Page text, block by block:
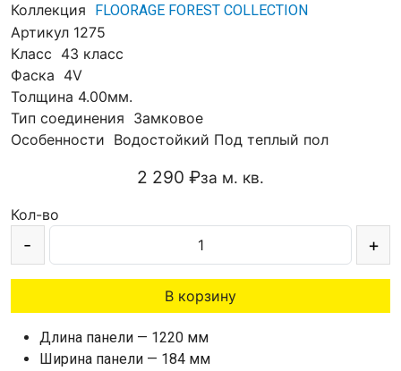
Коллекция
FLOORAGE FOREST COLLECTION
Артикул 1275
Класс 43 класс
Фаска 4V
Толщина 4.00мм.
Тип соединения Замковое
Особенности Водостойкий Под теплый пол
2 290 ₽за м. кв.
Кол-во
- +
В корзину
Длина панели — 1220 мм
Ширина панели — 184 мм